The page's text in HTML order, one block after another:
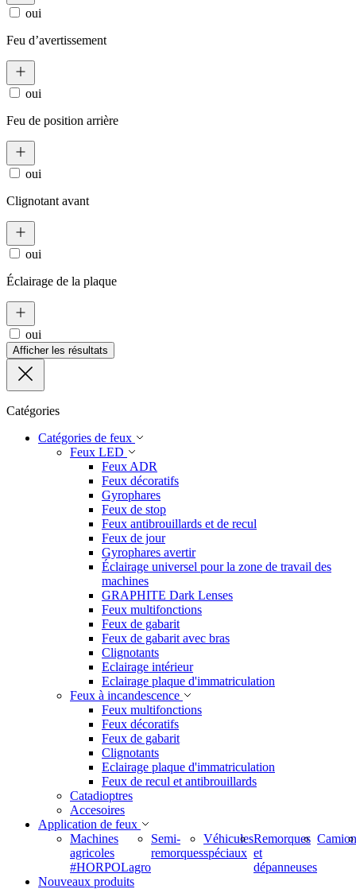
oui
Feu d’avertissement
oui
Feu de position arrière
oui
Clignotant avant
oui
Éclairage de la plaque
oui
Afficher les résultats
Catégories
Catégories de feux
Feux LED
Feux ADR
Feux décoratifs
Gyrophares
Feux de stop
Feux antibrouillards et de recul
Feux de jour
Gyrophares avertir
Éclairage universel pour la zone de travail des
machines
GRAPHITE Dark Lenses
Feux multifonctions
Feux de gabarit
Feux de gabarit avec bras
Clignotants
Eclairage intérieur
Eclairage plaque d'immatriculation
Feux à incandescence
Feux multifonctions
Feux décoratifs
Feux de gabarit
Clignotants
Eclairage plaque d'immatriculation
Feux de recul et antibrouillards
Catadioptres
Accesoires
Application de feux
Machines
agricoles
#HORPOLagro
Semi-
remorques
Véhicules
spéciaux
Remorques
et
dépanneuses
Nouveaux produits